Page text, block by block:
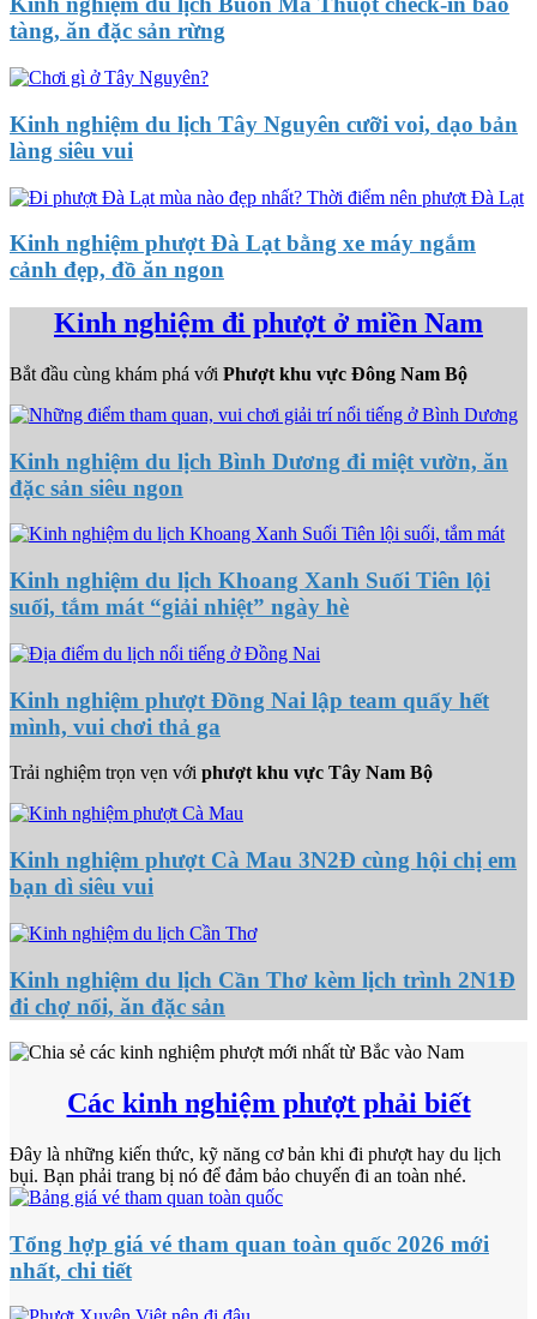
tàng, ăn đặc sản rừng
Kinh nghiệm du lịch Tây Nguyên cưỡi voi, dạo bản
làng siêu vui
Kinh nghiệm phượt Đà Lạt bằng xe máy ngắm
cảnh đẹp, đồ ăn ngon
Kinh nghiệm đi phượt ở miền Nam
Bắt đầu cùng khám phá với Phượt khu vực Đông Nam Bộ
Kinh nghiệm du lịch Bình Dương đi miệt vườn, ăn
đặc sản siêu ngon
Kinh nghiệm du lịch Khoang Xanh Suối Tiên lội
suối, tắm mát “giải nhiệt” ngày hè
Kinh nghiệm phượt Đồng Nai lập team quẩy hết
mình, vui chơi thả ga
Trải nghiệm trọn vẹn với phượt khu vực Tây Nam Bộ
Kinh nghiệm phượt Cà Mau 3N2Đ cùng hội chị em
bạn dì siêu vui
Kinh nghiệm du lịch Cần Thơ kèm lịch trình 2N1Đ
đi chợ nổi, ăn đặc sản
Các kinh nghiệm phượt phải biết
Đây là những kiến thức, kỹ năng cơ bản khi đi phượt hay du lịch
bụi. Bạn phải trang bị nó để đảm bảo chuyến đi an toàn nhé.
Tổng hợp giá vé tham quan toàn quốc 2026 mới
nhất, chi tiết